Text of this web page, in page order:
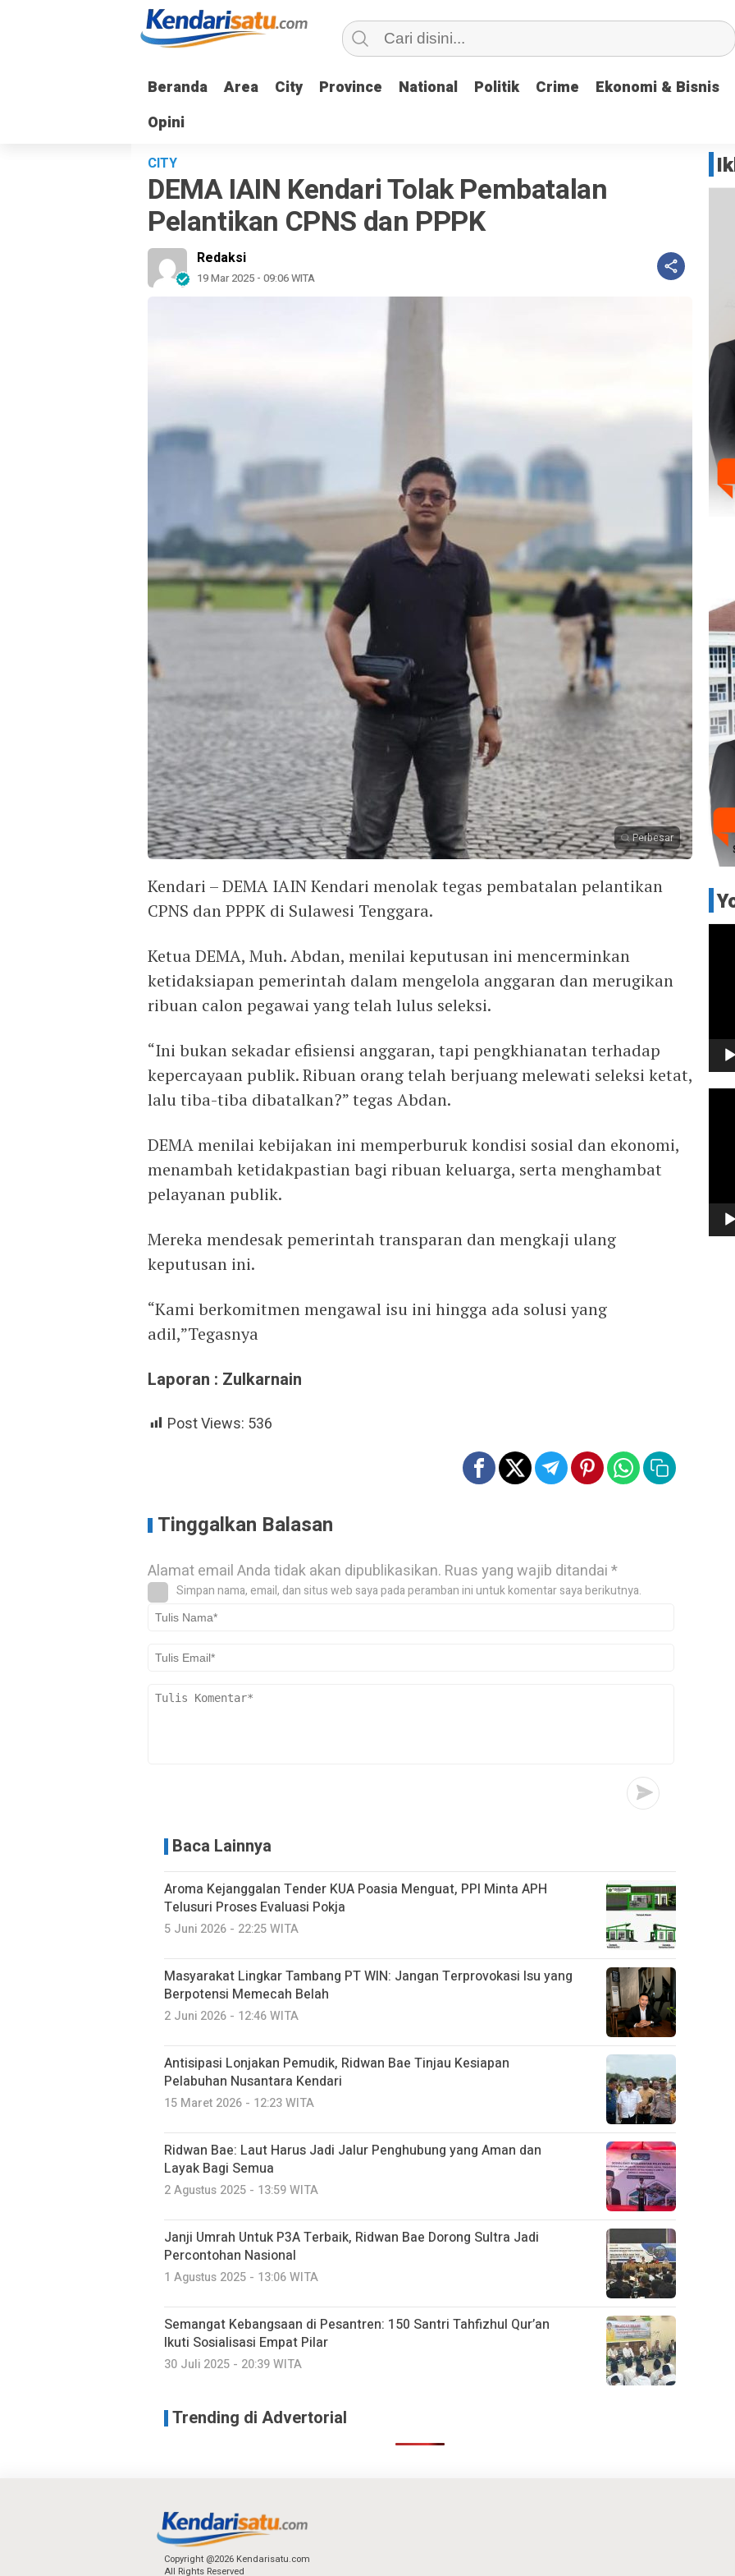
Beranda Area City Province National Politik Crime Ekonomi & Bisnis
Opini
Beranda Area City Province National Politik Crime Ekonomi & Bisnis
Opini
CITY
DEMA IAIN Kendari Tolak Pembatalan
Pelantikan CPNS dan PPPK
Redaksi
19 Mar 2025 - 09:06 WITA
Perbesar
Kendari – DEMA IAIN Kendari menolak tegas pembatalan pelantikan
CPNS dan PPPK di Sulawesi Tenggara.
Ketua DEMA, Muh. Abdan, menilai keputusan ini mencerminkan
ketidaksiapan pemerintah dalam mengelola anggaran dan merugikan
ribuan calon pegawai yang telah lulus seleksi.
“Ini bukan sekadar efisiensi anggaran, tapi pengkhianatan terhadap
kepercayaan publik. Ribuan orang telah berjuang melewati seleksi ketat,
lalu tiba-tiba dibatalkan?” tegas Abdan.
DEMA menilai kebijakan ini memperburuk kondisi sosial dan ekonomi,
menambah ketidakpastian bagi ribuan keluarga, serta menghambat
pelayanan publik.
Mereka mendesak pemerintah transparan dan mengkaji ulang
keputusan ini.
“Kami berkomitmen mengawal isu ini hingga ada solusi yang
adil,”Tegasnya
Laporan : Zulkarnain
Post Views: 536
Tinggalkan Balasan
Alamat email Anda tidak akan dipublikasikan. Ruas yang wajib ditandai*
Simpan nama, email, dan situs web saya pada peramban ini untuk komentar saya berikutnya.
Baca Lainnya
Aroma Kejanggalan Tender KUA Poasia Menguat, PPI Minta APH
Telusuri Proses Evaluasi Pokja
5 Juni 2026 - 22:25 WITA
Masyarakat Lingkar Tambang PT WIN: Jangan Terprovokasi Isu yang
Berpotensi Memecah Belah
2 Juni 2026 - 12:46 WITA
Antisipasi Lonjakan Pemudik, Ridwan Bae Tinjau Kesiapan
Pelabuhan Nusantara Kendari
15 Maret 2026 - 12:23 WITA
Ridwan Bae: Laut Harus Jadi Jalur Penghubung yang Aman dan
Layak Bagi Semua
2 Agustus 2025 - 13:59 WITA
Janji Umrah Untuk P3A Terbaik, Ridwan Bae Dorong Sultra Jadi
Percontohan Nasional
1 Agustus 2025 - 13:06 WITA
Semangat Kebangsaan di Pesantren: 150 Santri Tahfizhul Qur’an
Ikuti Sosialisasi Empat Pilar
30 Juli 2025 - 20:39 WITA
Trending di Advertorial
Copyright @2026 Kendarisatu.com
All Rights Reserved